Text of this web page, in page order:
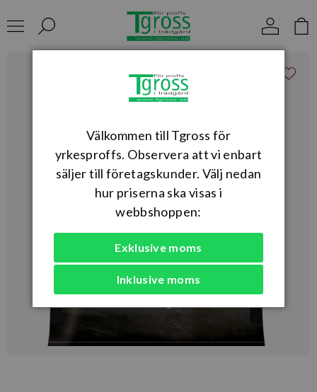
Välkommen till Tgross för
yrkesproffs. Observera att vi enbart
säljer till företagskunder. Välj nedan
hur priserna ska visas i
webbshoppen:
Exklusive moms
Inklusive moms